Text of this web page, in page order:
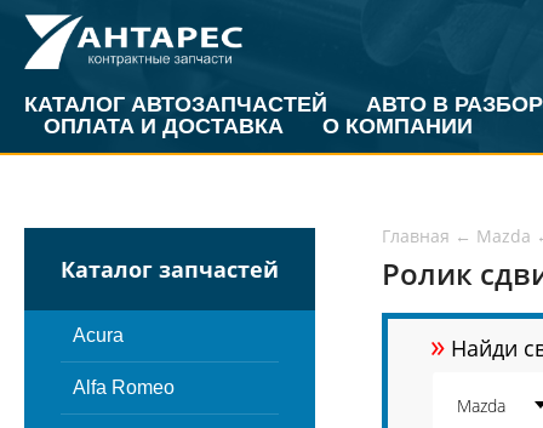
КАТАЛОГ АВТОЗАПЧАСТЕЙ
АВТО В РАЗБОР
ОПЛАТА И ДОСТАВКА
О КОМПАНИИ
Каталог запчастей
Acura
Alfa Romeo
Главная ← Mazda
Ролик
» Найди